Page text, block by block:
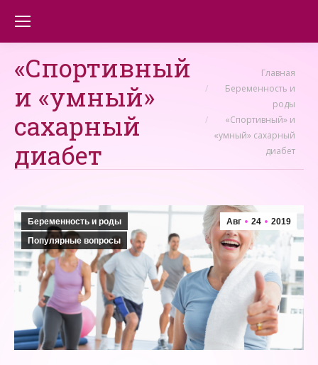
«Спортивный»
и «умный»
сахарный
диабет
Главная
Беременность и
роды
«Спортивный» и
«умный» сахарный
диабет
Авг 24 2019
Беременность и роды
Популярные вопросы